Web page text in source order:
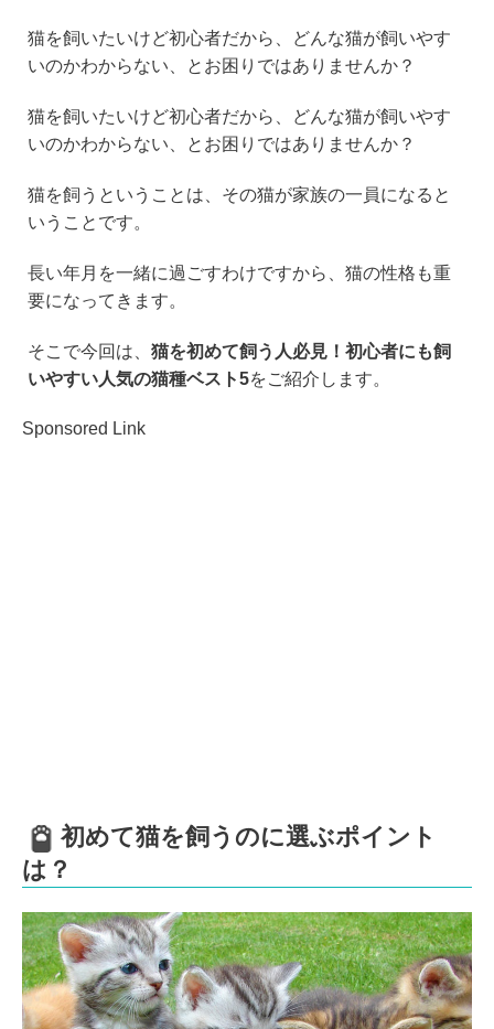
e
c
e
b
o
o
k
tt
er
e
n
a
猫を飼いたいけど初心者だから、どんな猫が飼いやす
いのかわからない、とお困りではありませんか？
猫を飼いたいけど初心者だから、どんな猫が飼いやす
いのかわからない、とお困りではありませんか？
猫を飼うということは、その猫が家族の一員になると
いうことです。
長い年月を一緒に過ごすわけですから、猫の性格も重
要になってきます。
そこで今回は、 猫を初めて飼う人必見！初心者にも飼
いやすい人気の猫種ベスト5をご紹介します。
Sponsored Link
初めて猫を飼うのに選ぶポイント
は？